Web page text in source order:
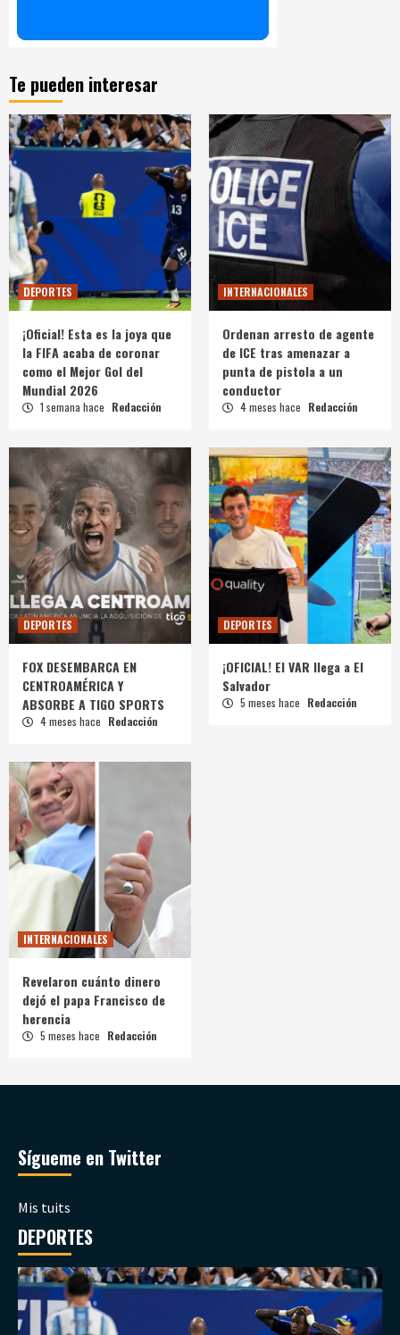
Te pueden interesar
DEPORTES
¡Oficial! Esta es la joya que
la FIFA acaba de coronar
como el Mejor Gol del
Mundial 2026
1 semana hace Redacción
INTERNACIONALES
Ordenan arresto de agente
de ICE tras amenazar a
punta de pistola a un
conductor
4 meses hace Redacción
DEPORTES
FOX DESEMBARCA EN
CENTROAMÉRICA Y
ABSORBE A TIGO SPORTS
4 meses hace Redacción
DEPORTES
¡OFICIAL! El VAR llega a El
Salvador
5 meses hace Redacción
INTERNACIONALES
Revelaron cuánto dinero
dejó el papa Francisco de
herencia
5 meses hace Redacción
Sígueme en Twitter
Mis tuits
DEPORTES